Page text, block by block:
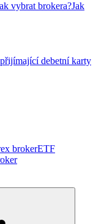
vybrat brokera?Jak
debetní karty
brokerETF